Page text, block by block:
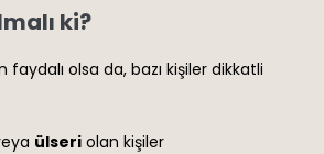
ki?
olsa da, bazı kişiler dikkatli
ülseri olan kişiler